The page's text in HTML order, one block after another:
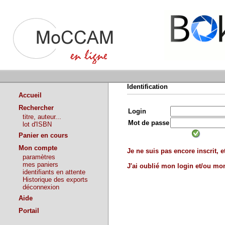
Accueil
Rechercher
titre, auteur...
lot d'ISBN
Panier en cours
Mon compte
paramètres
mes paniers
identifiants en attente
Historique des exports
déconnexion
Aide
Portail
Identification
Login
Mot de passe
Je ne suis pas encore inscrit,
J'ai oublié mon login et/ou